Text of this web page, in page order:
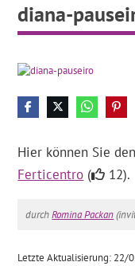
diana-
Hier können Sie
Ferticentro ( 12).
durchRomina Packan
Letzte Aktualisierung: 22/